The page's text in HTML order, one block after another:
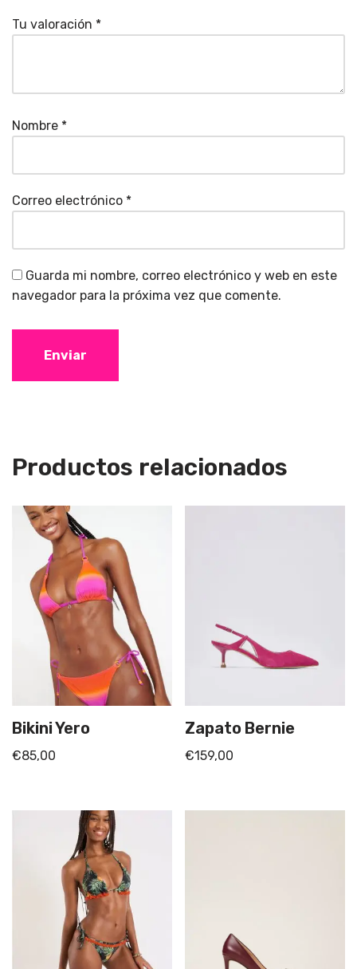
Tu valoración *
Nombre *
Correo electrónico *
Guarda mi nombre, correo electrónico y web en este
navegador para la próxima vez que comente.
Productos relacionados
Bikini Yero
€85,00
Zapato Bernie
€159,00